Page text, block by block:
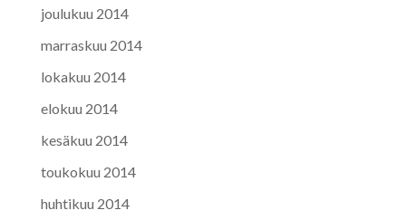
joulukuu 2014
marraskuu 2014
lokakuu 2014
elokuu 2014
kesäkuu 2014
toukokuu 2014
huhtikuu 2014